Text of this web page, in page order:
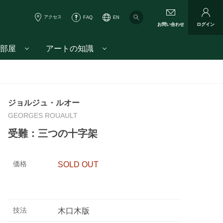
アクセス FAQ
EN
お問い合わせ
ログイン
屋 アートの知識
ジョルジュ・ルオー
GEORGES ROUAULT
受難：三つの十字架
価格 SOLD OUT
技法 木口木版